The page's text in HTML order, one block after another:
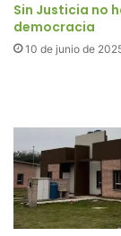
Sin Justicia no
democracia
10 de junio de